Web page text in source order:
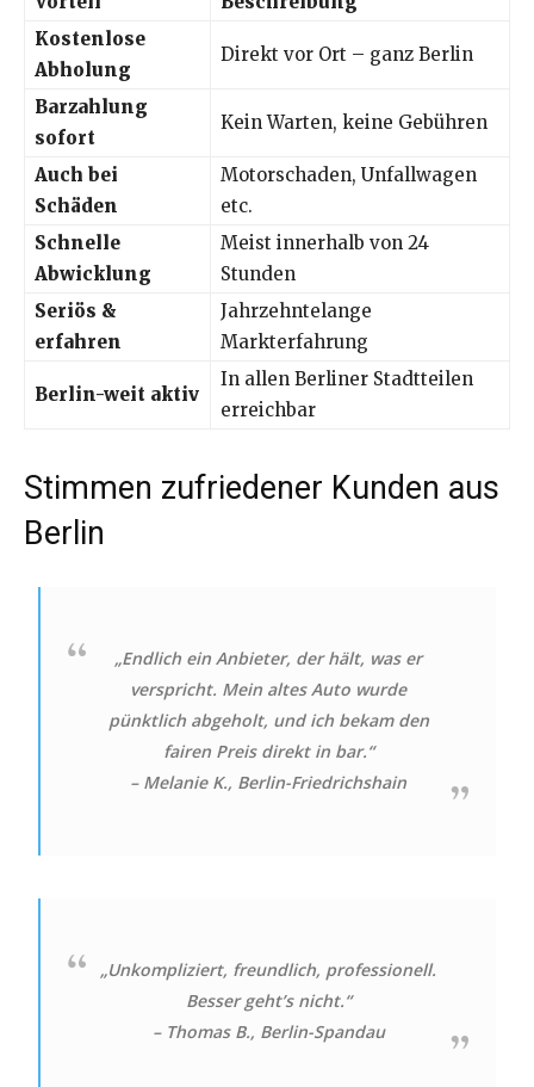
Kostenlose
Abholung
Direkt vor Ort – ganz Berlin
Barzahlung
sofort
Kein Warten, keine Gebühren
Auch bei
Schäden
Motorschaden, Unfallwagen
etc.
Schnelle
Abwicklung
Meist innerhalb von 24
Stunden
Seriös &
erfahren
Jahrzehntelange
Markterfahrung
Berlin-weit aktiv
In allen Berliner Stadtteilen
erreichbar
Stimmen zufriedener Kunden aus
Berlin
„Endlich ein Anbieter, der hält, was er
verspricht. Mein altes Auto wurde
pünktlich abgeholt, und ich bekam den
fairen Preis direkt in bar.“
– Melanie K., Berlin-Friedrichshain
„Unkompliziert, freundlich, professionell.
Besser geht’s nicht.“
– Thomas B., Berlin-Spandau